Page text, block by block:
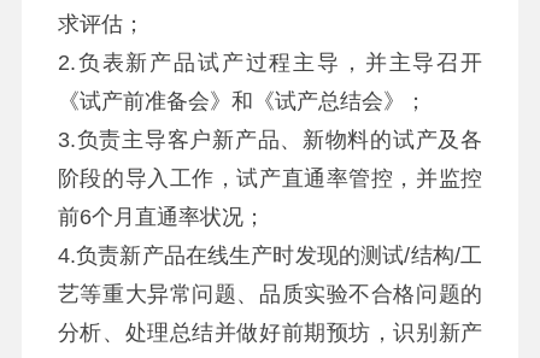
求评估；
2.负表新产品试产过程主导，并主导召开
《试产前准备会》和《试产总结会》；
3.负责主导客户新产品、新物料的试产及各
阶段的导入工作，试产直通率管控，并监控
前6个月直通率状况；
4.负责新产品在线生产时发现的测试/结构/工
艺等重大异常问题、品质实验不合格问题的
分析、处理总结并做好前期预坊，识别新产